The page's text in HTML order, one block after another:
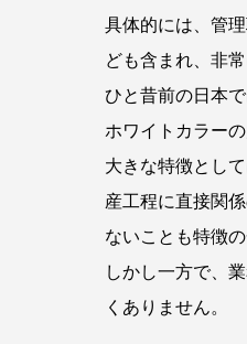
具体的には、管
ども含まれ、非
ひと昔前の日本
ホワイトカラー
大きな特徴とし
産工程に直接関
ないことも特徴
しかし一方で、
くありません。